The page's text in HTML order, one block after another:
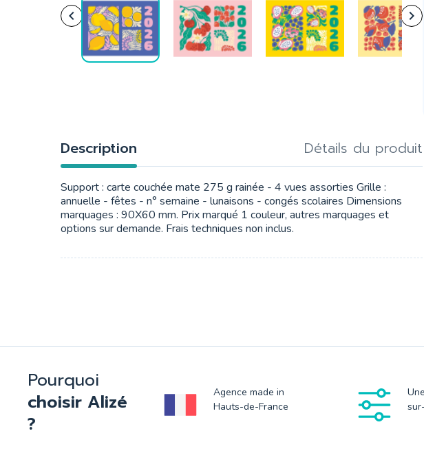
 
Description Détails du produit
Support : carte couchée mate 275 g rainée - 4 vues assorties Grille :
annuelle - fêtes - n° semaine - lunaisons - congés scolaires Dimensions
marquages : 90X60 mm. Prix marqué 1 couleur, autres marquages et
options sur demande. Frais techniques non inclus.
Pourquoi
choisir Alizé
?
Agence made in
Hauts-de-France